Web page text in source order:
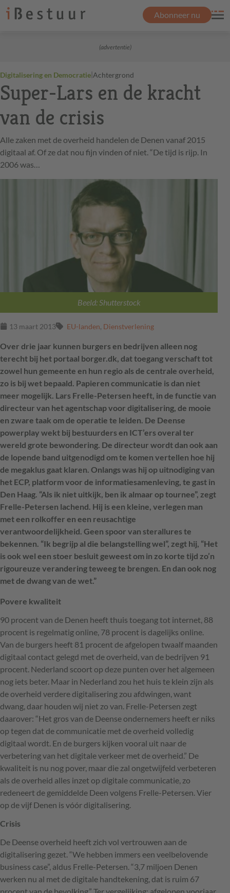
Abonneer nu
(advertentie)
Digitalisering en Democratie|Achtergrond
Super-Lars en de kracht
van de crisis
Alle zaken met de overheid handelen de Denen vanaf 2015
digitaal af. Of ze dat nou fijn vinden of niet. “De tijd is rijp. In
2006 was…
Beeld: Shutterstock
13 maart 2013 EU-landen, Dienstverlening
Over drie jaar kunnen burgers en bedrijven alleen nog
terecht bij het portaal borger.dk, dat toegang verschaft tot
zowel hun gemeente en hun regio als de centrale overheid,
zo is bij wet bepaald. Papieren communicatie is dan niet
meer mogelijk. Lars Frelle-Petersen heeft, in de functie van
directeur van het agentschap voor digitalisering, de mooie
en zware taak om de operatie te leiden. De Deense
powerplay wekt bij bestuurders en ICT’ers overal ter
wereld grote bewondering. De directeur wordt dan ook aan
de lopende band uitgenodigd om te komen vertellen hoe hij
de megaklus gaat klaren. Onlangs was hij op uitnodiging van
het ECP, platform voor de informatiesamenleving, te gast in
Den Haag. “Als ik niet uitkijk, ben ik almaar op tournee”, zegt
Frelle-Petersen lachend. Hij is een kleine, verlegen man
met een rolkoffer en een reusachtige
verantwoordelijkheid. Geen spoor van sterallures te
bekennen. “Ik begrijp al die belangstelling wel”, zegt hij, “Het
is ook wel een stoer besluit geweest om in zo korte tijd zo’n
rigoureuze verandering teweeg te brengen. En dan ook nog
met de dwang van de wet.”
Povere kwaliteit
90 procent van de Denen heeft thuis toegang tot internet, 88
procent is regelmatig online, 78 procent is dagelijks online.
Van de burgers heeft 81 procent de afgelopen twaalf maanden
digitaal contact gelegd met de overheid, van de bedrijven 91
procent. Nederland scoort op deze punten over het algemeen
nog iets beter. Maar in Nederland zou het huis te klein zijn als
de overheid verdere digitalisering zou afdwingen, want
dwang, daar houden wij niet zo van. Frelle-Petersen zegt
daarover: “Het gros van de Deense ondernemers heeft er niks
op tegen dat de communicatie met de overheid volledig
digitaal wordt. En de burgers kijken vooral uit naar de
verbetering van het digitale verkeer met de overheid.” De
kwaliteit is nu nog pover, maar die zal ongetwijfeld verbeteren
als de overheid alles inzet op digitale communicatie, zo
redeneert de gemiddelde Deen volgens Frelle-Petersen. Vier
op de vijf Denen is vóór digitalisering.
Crisis
De Deense overheid heeft zich vol vertrouwen aan de
digitalisering gezet. “We hebben immers een veelbelovende
business case”, aldus Frelle-Petersen. “3,7 miljoen Denen
werken nu al met de digitale handtekening, dat is ruim 67